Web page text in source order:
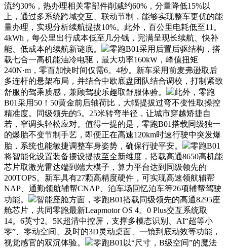
流约30%，热办理相关零部件削减约60%，分量降低15%以
上，通过多系统跨域交互、联动节制，能够实现整车更优的能
量办理，实现分析续航提拔10%。此外，百公里电耗低至11。
4kWh，每公里出行成本低至几分钱，完满呈现长续航、快补
能、低成本的续航新谜底。
零跑B01采用后置后驱结构，搭
载七合一高机能油冷电驱，最大功率160kW，峰值扭矩
240N·m，零百加快时间仅需6。4秒。新车采用前麦弗逊取后
多连杆的悬架布局，并结合中欧底盘团队结合调校，打制紧致
舒服的驾乘质感，兼顾驾驶乐趣取舒服体验。
此外，零跑
B01采用50！50黄金前后轴荷比，大幅提拔过弯不变性取操控
精准度。同级领先的5。25米转弯半径，让城市穿越矫捷自
若，窄调头轻松应对。值得一提的是，零跑B01搭载同级独一
的爆胎不变节制手艺，即便正在高速120km时速行驶中突发爆
胎，系统也能敏捷调整车身姿势，确保行驶平安。
零跑B01
将智能化设置装备摆设提拔至全新维度，搭载高通8650高机能
芯片取激光雷达端到端大模子，算力平台达到同级领先的
200TOPS。新车具有27颗高精度硬件，可实现高速领航辅帮
NAP、通勤领航辅帮CNAP、泊车场回忆泊车等26项辅帮驾驶
功能。
智能座舱方面，零跑B01搭载同级领先的高通8295座
舱芯片，共同零跑最新Leapmotor OS 4。0 Plus交互系统取
14。6英寸2。5K超清中控屏，支撑多模态识别、AI“超等小
零”、零动空间、及时的3D灵动桌面、一镜到底动效等功能，
视觉感官的双沉体验。
零跑B01以“尺寸，B级空间”的魔法